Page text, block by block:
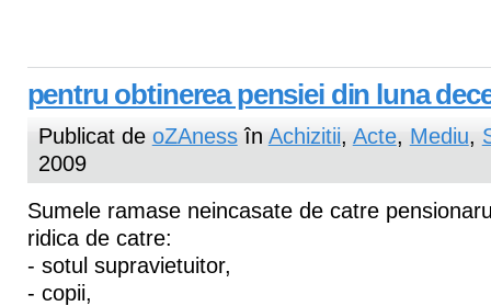
pentru obtinerea pensiei din luna
Publicat de oZAnessîn Achizitii, Acte, Mediu,
2009
Sumele ramase neincasate de catre
ridica de catre:
- sotul supravietuitor,
- copii,